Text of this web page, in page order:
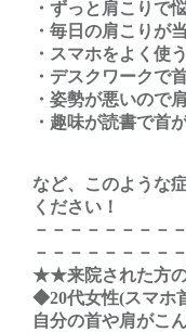
・ずっと肩こりで
・毎日の肩こりが
・スマホをよく使
・デスクワークで
・姿勢が悪いので
・趣味が読書で首
など、このような
ください！
－－－－－－－－
－－－－－－－－
★★来院された方
◆20代女性(スマホ
自分の首や肩がこ